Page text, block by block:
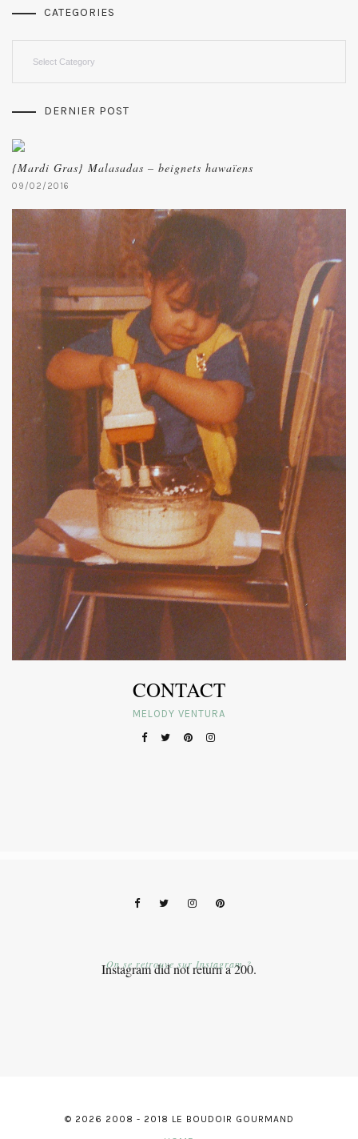
CATEGORIES
DERNIER POST
{Mardi Gras} Malasadas – beignets hawaïens
09/02/2016
CONTACT
MELODY VENTURA
Instagram did not return a 200.
On se retrouve sur Instagram ?
© 2026 2008 - 2018 LE BOUDOIR GOURMAND